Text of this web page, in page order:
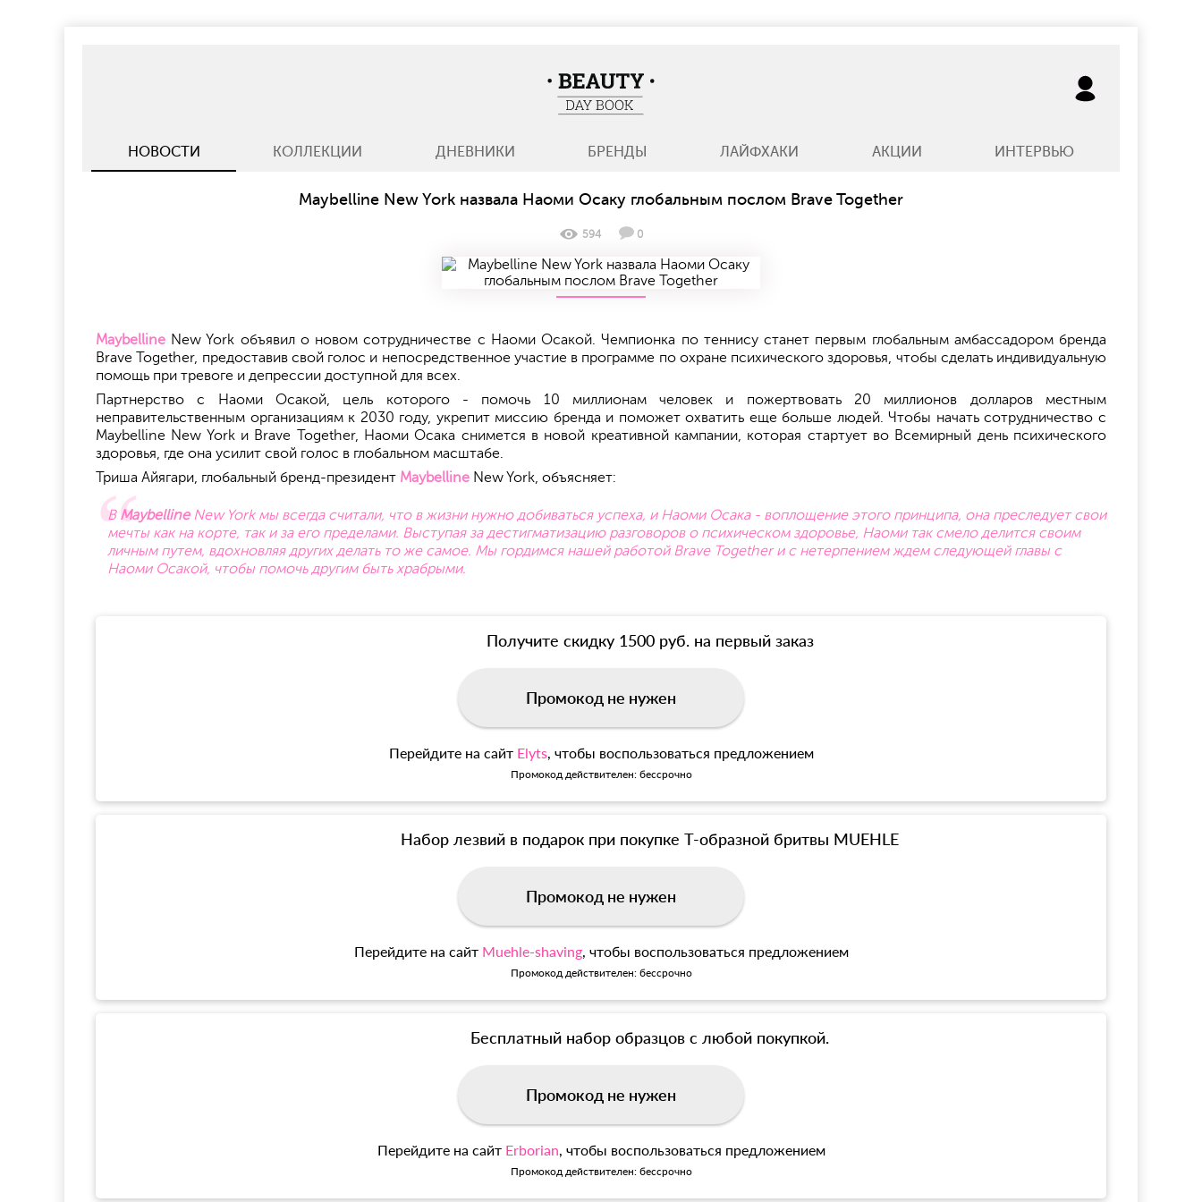
НОВОСТИ КОЛЛЕКЦИИ ДНЕВНИКИ БРЕНДЫ ЛАЙФХАКИ АКЦИИ ИНТЕРВЬЮ
BeautyDayBook
Maybelline New York назвала Наоми Осаку глобальным послом Brave Together
594 0
Maybelline New York объявил о новом сотрудничестве с Наоми Осакой. Чемпионка по теннису станет первым глобальным амбассадором бренда
Brave Together, предоставив свой голос и непосредственное участие в программе по охране психического здоровья, чтобы сделать индивидуальную
помощь при тревоге и депрессии доступной для всех.
Партнерство с Наоми Осакой, цель которого - помочь 10 миллионам человек и пожертвовать 20 миллионов долларов местным
неправительственным организациям к 2030 году, укрепит миссию бренда и поможет охватить еще больше людей. Чтобы начать сотрудничество с
Maybelline New York и Brave Together, Наоми Осака снимется в новой креативной кампании, которая стартует во Всемирный день психического
здоровья, где она усилит свой голос в глобальном масштабе.
Триша Айягари, глобальный бренд-президент Maybelline New York, объясняет:
В MaybellineNew York мы всегда считали, что в жизни нужно добиваться успеха, и Наоми Осака - воплощение этого принципа, она преследует свои
мечты как на корте, так и за его пределами. Выступая за дестигматизацию разговоров о психическом здоровье, Наоми так смело делится своим
личным путем, вдохновляя других делать то же самое. Мы гордимся нашей работой Brave Together и с нетерпением ждем следующей главы с
Наоми Осакой, чтобы помочь другим быть храбрыми.
Получите скидку 1500 руб. на первый заказ
Промокод не нужен
Перейдите на сайт Elyts, чтобы воспользоваться предложением
Промокод действителен: бессрочно
Набор лезвий в подарок при покупке Т-образной бритвы MUEHLE
Промокод не нужен
Перейдите на сайт Muehle-shaving, чтобы воспользоваться предложением
Промокод действителен: бессрочно
Бесплатный набор образцов с любой покупкой.
Промокод не нужен
Перейдите на сайт Erborian, чтобы воспользоваться предложением
Промокод действителен: бессрочно